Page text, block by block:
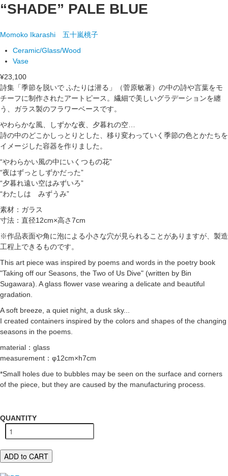
“SHADE” PALE BLUE
Momoko Ikarashi 五十嵐桃子
Ceramic/Glass/Wood
Vase
¥23,100
詩集「季節を脱いで ふたりは潜る」（菅原敏著）の中の詩や言葉をモ
チーフに制作されたアートピース。繊細で美しいグラデーションを纏
う、ガラス製のフラワーベースです。
やわらかな風、しずかな夜、夕暮れの空…
詩の中のどこかしっとりとした、移り変わっていく季節の色とかたちを
イメージした容器を作りました。
“やわらかい風の中にいくつもの花”
“夜はずっとしずかだった”
“夕暮れ遠い空はみずいろ”
“わたしは みずうみ”
素材：ガラス
寸法：直径12cm×高さ7cm
※作品表面や角に泡による小さな穴が見られることがありますが、製造
工程上できるものです。
This art piece was inspired by poems and words in the poetry book
"Taking off our Seasons, the Two of Us Dive" (written by Bin
Sugawara). A glass flower vase wearing a delicate and beautiful
gradation.
A soft breeze, a quiet night, a dusk sky...
I created containers inspired by the colors and shapes of the changing
seasons in the poems.
material：glass
measurement：φ12cm×h7cm
*Small holes due to bubbles may be seen on the surface and corners
of the piece, but they are caused by the manufacturing process.
QUANTITY
ADD to CART